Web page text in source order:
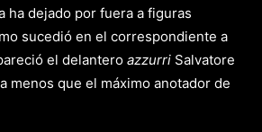
ha dejado por fuera a figuras
sucedió en el correspondiente a
el delantero azzurri Salvatore
menos que el máximo anotador de